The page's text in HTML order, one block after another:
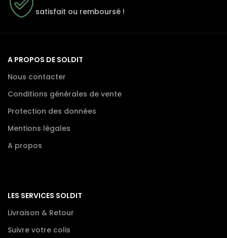
satisfait ou remboursé !
A PROPOS DE SOLDIT
Nous contacter
Conditions générales de vente
Protection des données
Mentions légales
A propos
LES SERVICES SOLDIT
Livraison & Retour
Suivre votre colis